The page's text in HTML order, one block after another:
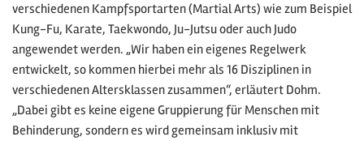
verschiedenen Kampfsportarten (Martial Arts) wie zum Beispiel
Kung-Fu, Karate, Taekwondo, Ju-Jutsu oder auch Judo
angewendet werden. „Wir haben ein eigenes Regelwerk
entwickelt, so kommen hierbei mehr als 16 Disziplinen in
verschiedenen Altersklassen zusammen“, erläutert Dohm.
„Dabei gibt es keine eigene Gruppierung für Menschen mit
Behinderung, sondern es wird gemeinsam inklusiv mit